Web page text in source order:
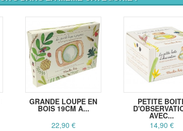
GRANDE LOUPE EN
BOIS 19CM A...
22,90 €
PETITE
AVEC...
14,90 €